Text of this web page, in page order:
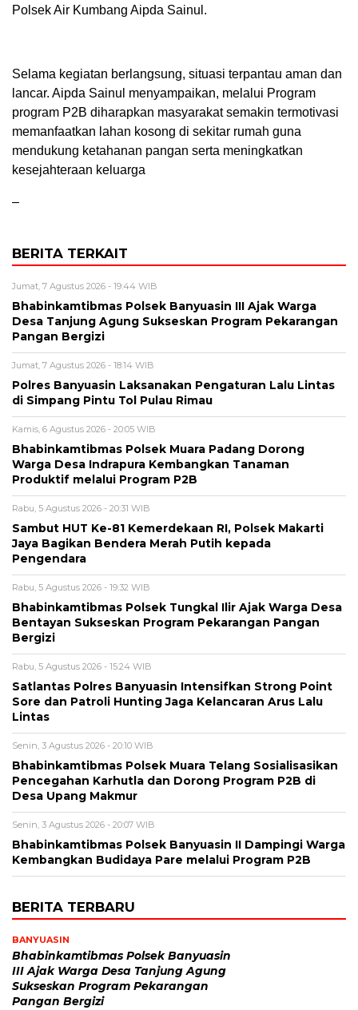
Polsek Air Kumbang Aipda Sainul.
Selama kegiatan berlangsung, situasi terpantau aman dan
lancar. Aipda Sainul menyampaikan, melalui Program
program P2B diharapkan masyarakat semakin termotivasi
memanfaatkan lahan kosong di sekitar rumah guna
mendukung ketahanan pangan serta meningkatkan
kesejahteraan keluarga
–
BERITA TERKAIT
Jumat, 7 Agustus 2026 - 19:44 WIB
Bhabinkamtibmas Polsek Banyuasin III Ajak Warga
Desa Tanjung Agung Sukseskan Program Pekarangan
Pangan Bergizi
Jumat, 7 Agustus 2026 - 18:14 WIB
Polres Banyuasin Laksanakan Pengaturan Lalu Lintas
di Simpang Pintu Tol Pulau Rimau
Kamis, 6 Agustus 2026 - 20:05 WIB
Bhabinkamtibmas Polsek Muara Padang Dorong
Warga Desa Indrapura Kembangkan Tanaman
Produktif melalui Program P2B
Rabu, 5 Agustus 2026 - 20:31 WIB
Sambut HUT Ke-81 Kemerdekaan RI, Polsek Makarti
Jaya Bagikan Bendera Merah Putih kepada
Pengendara
Rabu, 5 Agustus 2026 - 19:32 WIB
Bhabinkamtibmas Polsek Tungkal Ilir Ajak Warga Desa
Bentayan Sukseskan Program Pekarangan Pangan
Bergizi
Rabu, 5 Agustus 2026 - 15:24 WIB
Satlantas Polres Banyuasin Intensifkan Strong Point
Sore dan Patroli Hunting Jaga Kelancaran Arus Lalu
Lintas
Senin, 3 Agustus 2026 - 20:10 WIB
Bhabinkamtibmas Polsek Muara Telang Sosialisasikan
Pencegahan Karhutla dan Dorong Program P2B di
Desa Upang Makmur
Senin, 3 Agustus 2026 - 20:07 WIB
Bhabinkamtibmas Polsek Banyuasin II Dampingi Warga
Kembangkan Budidaya Pare melalui Program P2B
BERITA TERBARU
BANYUASIN
Bhabinkamtibmas Polsek Banyuasin
III Ajak Warga Desa Tanjung Agung
Sukseskan Program Pekarangan
Pangan Bergizi